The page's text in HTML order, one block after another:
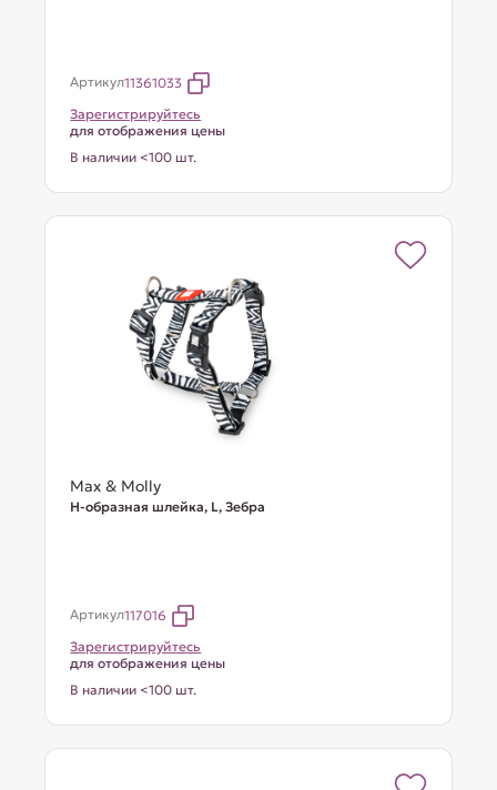
Артикул11361033
Зарегистрируйтесь
для отображения цены
В наличии <100 шт.
Max & Molly
Н-образная шлейка, L, Зебра
Артикул117016
Зарегистрируйтесь
для отображения цены
В наличии <100 шт.